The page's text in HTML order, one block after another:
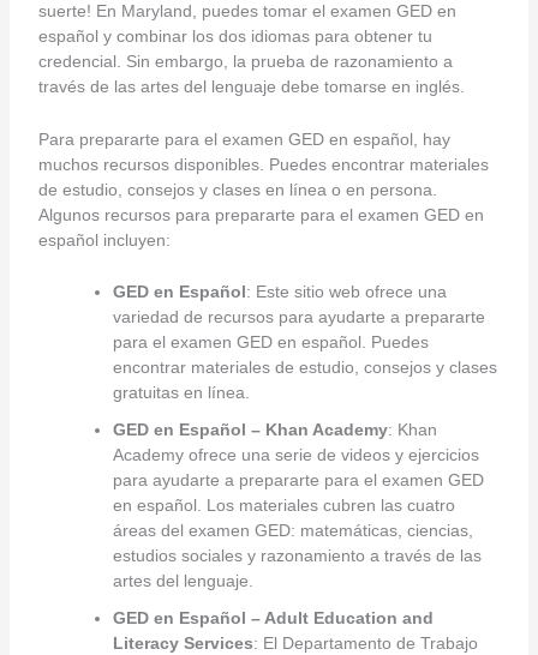
suerte! En Maryland, puedes tomar el examen GED en
español y combinar los dos idiomas para obtener tu
credencial. Sin embargo, la prueba de razonamiento a
través de las artes del lenguaje debe tomarse en inglés.
Para prepararte para el examen GED en español, hay
muchos recursos disponibles. Puedes encontrar materiales
de estudio, consejos y clases en línea o en persona.
Algunos recursos para prepararte para el examen GED en
español incluyen:
GED en Español: Este sitio web ofrece una
variedad de recursos para ayudarte a prepararte
para el examen GED en español. Puedes
encontrar materiales de estudio, consejos y clases
gratuitas en línea.
GED en Español – Khan Academy: Khan
Academy ofrece una serie de videos y ejercicios
para ayudarte a prepararte para el examen GED
en español. Los materiales cubren las cuatro
áreas del examen GED: matemáticas, ciencias,
estudios sociales y razonamiento a través de las
artes del lenguaje.
GED en Español – Adult Education and
Literacy Services: El Departamento de Trabajo